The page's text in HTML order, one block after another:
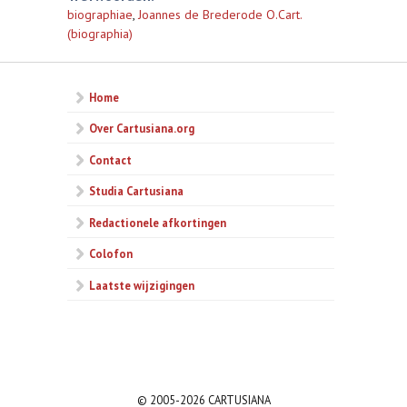
biographiae, Joannes de Brederode O.Cart.
(biographia)
Home
Over Cartusiana.org
Contact
Studia Cartusiana
Redactionele afkortingen
Colofon
Laatste wijzigingen
© 2005-2026 CARTUSIANA